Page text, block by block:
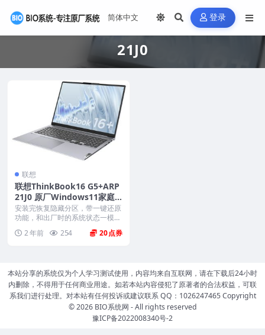
登录
21J0
联想
联想ThinkBook16 G5+ARP
21J0 原厂Windows11家庭
版 oem系统镜像下载
安装完恢复隐藏分区，带一键还原
功能，和出厂时的系统状态一模一
2 年前 254 20
本站分享的系统仅为个人学习测试使用，内容均来自互联网，请在下载后24小时
内删除，不得用于任何商业用途。如若本站内容侵犯了原著者的合法权益，可联
系我们进行处理。对本站有任何投诉或建议联系 QQ：1026247465 Copyright
© 2026 BIO系统网 - All rights reserved
豫ICP备2022008340号-2